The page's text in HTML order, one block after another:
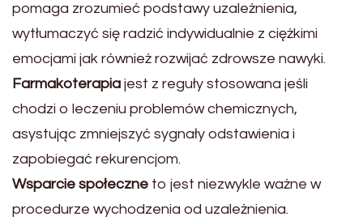
pomaga zrozumieć podstawy uzależnienia,
wytłumaczyć się radzić indywidualnie z ciężkimi
emocjami jak również rozwijać zdrowsze nawyki.
Farmakoterapia jest z reguły stosowana jeśli
chodzi o leczeniu problemów chemicznych,
asystując zmniejszyć sygnały odstawienia i
zapobiegać rekurencjom.
Wsparcie społeczne to jest niezwykle ważne w
procedurze wychodzenia od uzależnienia.